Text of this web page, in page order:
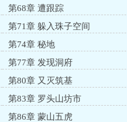
第68章 遭跟踪
第71章 躲入珠子空间
第74章 秘地
第77章 发现洞府
第80章 又灭筑基
第83章 罗头山坊市
第86章 蒙山五虎